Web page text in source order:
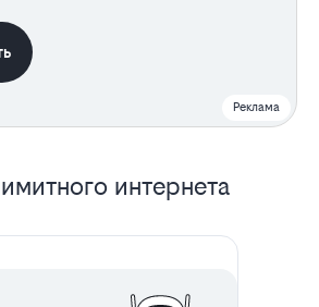
Реклама
интернета